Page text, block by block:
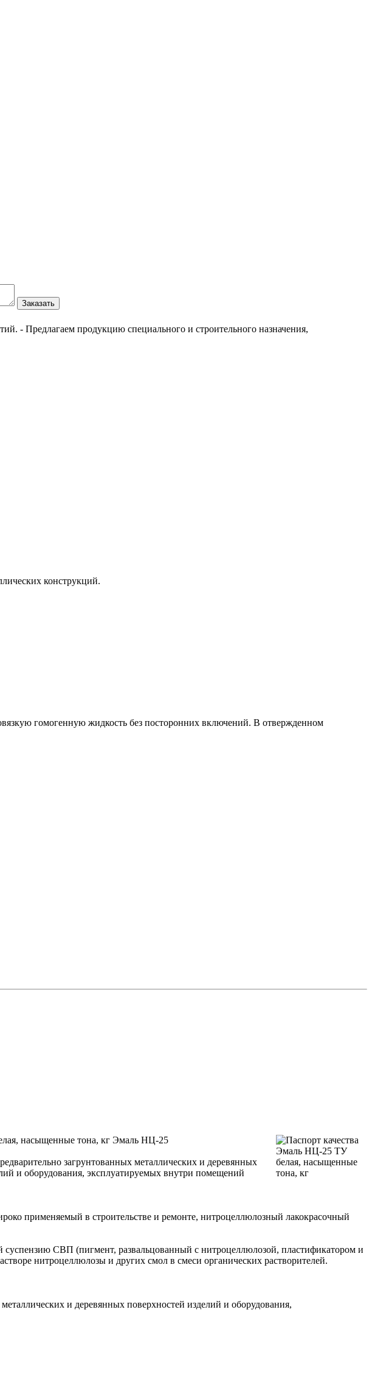
Заказать
- Предлагаем продукцию специального и строительного назначения,
конструкций.
гомогенную жидкость без посторонних включений. В отвержденном
насыщенные тона, кг Эмаль НЦ-25
загрунтованных металлических и деревянных
и оборудования, эксплуатируемых внутри помещений
применяемый в строительстве и ремонте, нитроцеллюлозный лакокрасочный
суспензию СВП (пигмент, развальцованный с нитроцеллюлозой, пластификатором и
нитроцеллюлозы и других смол в смеси органических растворителей.
и деревянных поверхностей изделий и оборудования,